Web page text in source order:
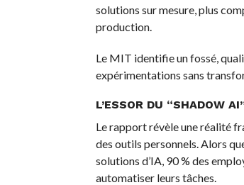
solutions sur mesure, plus
production.
Le MIT identifie un fossé,
expérimentations sans
L’ESSOR DU “SHADOW
Le rapport révèle une réalité
des outils personnels. Alors
solutions d’IA, 90 % des
automatiser leurs tâches.